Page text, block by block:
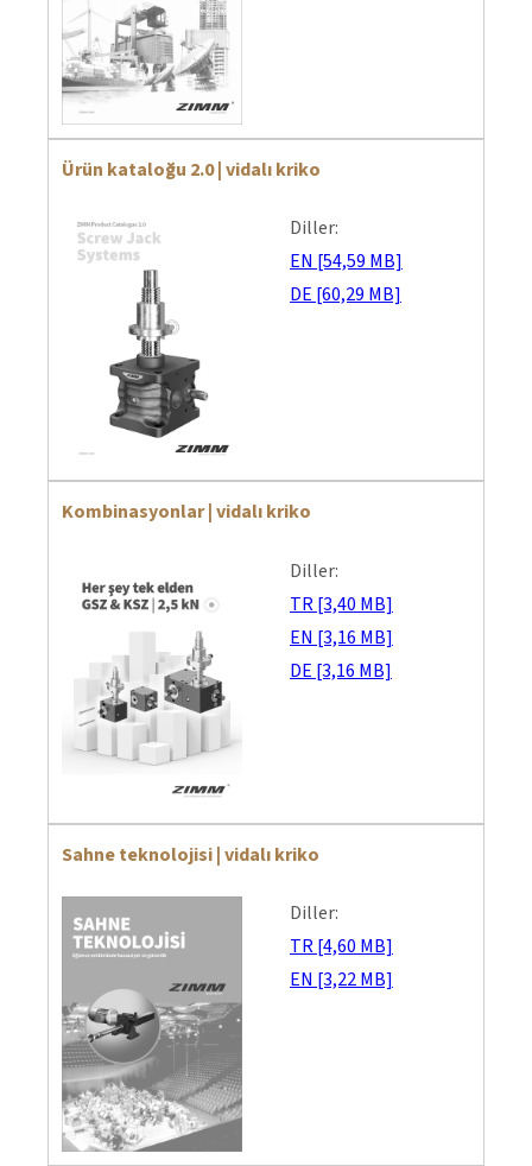
Ürün kataloğu 2.0 | vidalı kriko
Diller:
EN [54,59 MB]
DE [60,29 MB]
Kombinasyonlar | vidalı kriko
Diller:
TR [3,40 MB]
EN [3,16 MB]
DE [3,16 MB]
Sahne teknolojisi | vidalı kriko
Diller:
TR [4,60 MB]
EN [3,22 MB]